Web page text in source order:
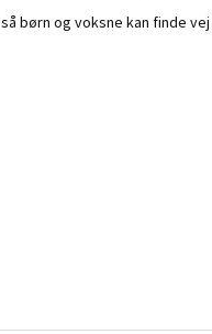
og voksne kan finde